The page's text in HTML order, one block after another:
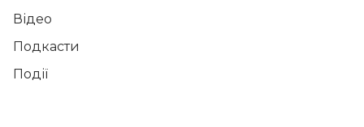
Відео
Подкасти
Події